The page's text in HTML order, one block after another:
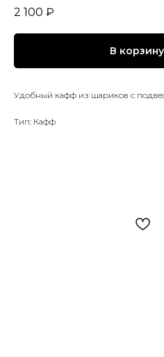
2 100 ₽
В корзину
Удобный кафф из шариков с
Тип: Кафф